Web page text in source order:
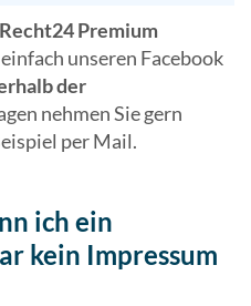
Premium
unseren Facebook
der
nehmen Sie gern
per Mail.
ich ein
kein Impressum